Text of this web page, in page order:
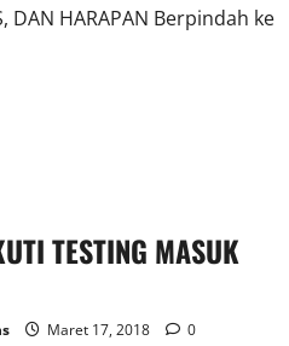
DAN HARAPAN Berpindah ke
TESTING MASUK
Maret 17, 2018 0